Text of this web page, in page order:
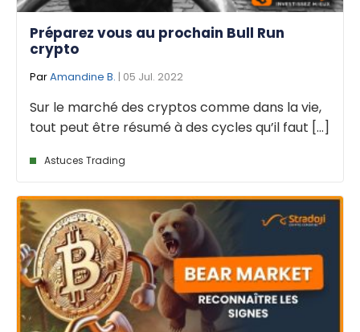
Préparez vous au prochain Bull Run
crypto
ParAmandine B. | 05 Jul. 2022
Sur le marché des cryptos comme dans la vie,
tout peut être résumé à des cycles qu’il faut [...]
Astuces Trading